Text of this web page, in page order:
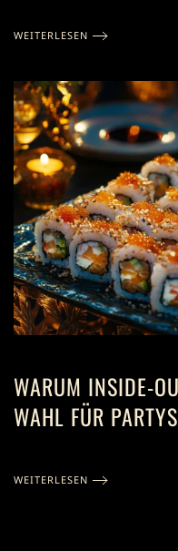
WEITERLESEN
WARUM INSIDE-
WAHL FÜR
WEITERLESEN